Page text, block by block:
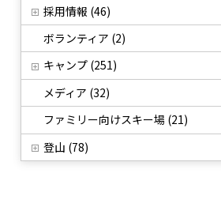
採用情報 (46)
ボランティア (2)
キャンプ (251)
メディア (32)
ファミリー向けスキー場 (21)
登山 (78)